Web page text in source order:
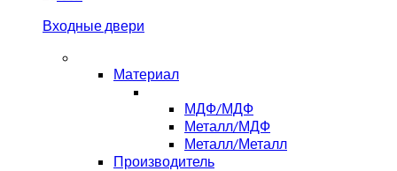
Входные двери
Материал
МДФ/МДФ
Металл/МДФ
Металл/Металл
Производитель